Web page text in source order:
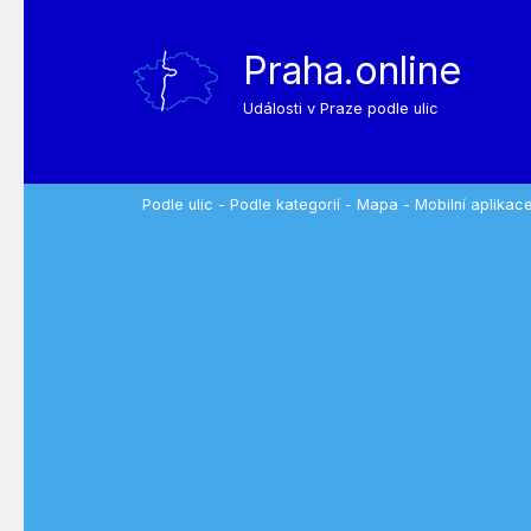
Praha.online
Události v Praze podle ulic
Podle ulic - Podle kategorií - Mapa - Mobilní